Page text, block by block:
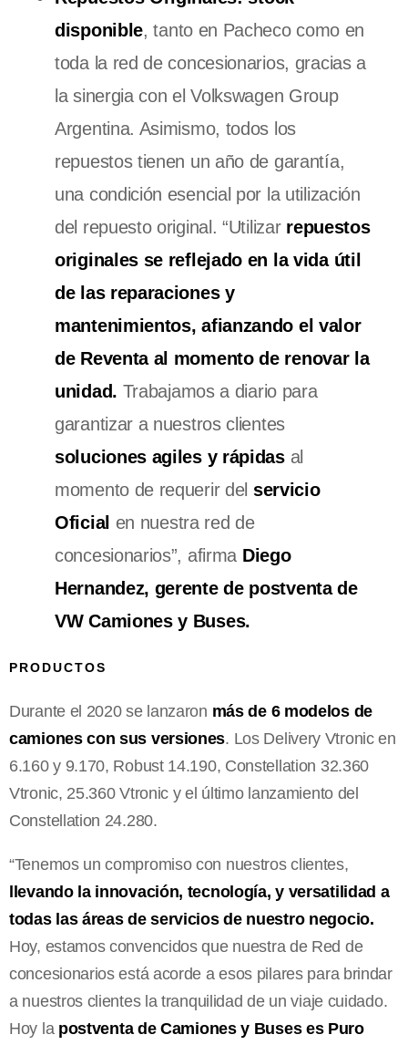
disponible, tanto en Pacheco como en
toda la red de concesionarios, gracias a
la sinergia con el Volkswagen Group
Argentina. Asimismo, todos los
repuestos tienen un año de garantía,
una condición esencial por la utilización
del repuesto original. “Utilizar repuestos
originales se reflejado en la vida útil
de las reparaciones y
mantenimientos, afianzando el valor
de Reventa al momento de renovar la
unidad. Trabajamos a diario para
garantizar a nuestros clientes
soluciones agiles y rápidasal
momento de requerir del servicio
Oficial en nuestra red de
concesionarios”, afirma Diego
Hernandez, gerente de postventa de
VW Camiones y Buses.
PRODUCTOS
Durante el 2020 se lanzaron más de 6 modelos de
camiones con sus versiones. Los Delivery Vtronic en
6.160 y 9.170, Robust 14.190, Constellation 32.360
Vtronic, 25.360 Vtronic y el último lanzamiento del
Constellation 24.280.
“Tenemos un compromiso con nuestros clientes,
llevando la innovación, tecnología, y versatilidad a
todas las áreas de servicios de nuestro negocio.
Hoy, estamos convencidos que nuestra de Red de
concesionarios está acorde a esos pilares para brindar
a nuestros clientes la tranquilidad de un viaje cuidado.
Hoy la postventa de Camiones y Buses es Puro